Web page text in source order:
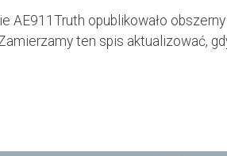
AE911Truth opublikowało
ten spis aktualizować,